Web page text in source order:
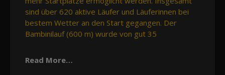
sind über 620 aktive Läufer und Läuferinnen bei
bestem Wetter an den Start gegangen. Der
Bambinilauf (600 m) wurde von gut 35
Read More…